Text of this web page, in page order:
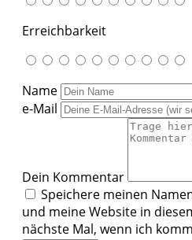
Erreichbarkeit
Name
e-Mail
Dein Kommentar
Speichere meinen
und meine Website in
nächste Mal, wenn ich